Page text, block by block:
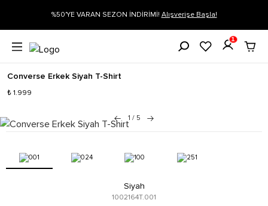
%50'YE VARAN SEZON İNDİRİMİ! Alışverişe Başla!
1
Converse Erkek Siyah T-Shirt
₺ 1.999
1 / 5
Siyah
1002164T.001